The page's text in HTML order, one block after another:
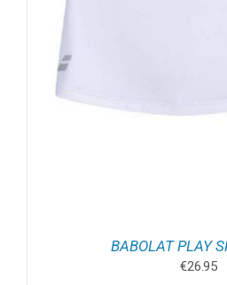
BABOLAT PLAY
€26.95